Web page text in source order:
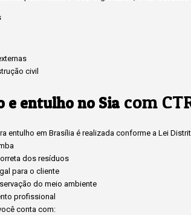
civil
e entulho no Sia com
entulho em Brasília é realizada conforme a Lei
dos resíduos
para o cliente
do meio ambiente
profissional
conta com: